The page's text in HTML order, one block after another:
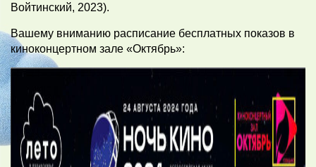
Войтинский, 2023).
Вашему вниманию расписание бесплатных показов в
киноконцертном зале «Октябрь»: